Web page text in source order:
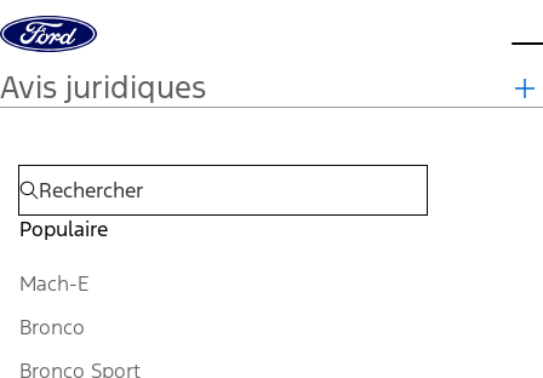
Aller au contenu
Avis juridiques
Populaire
Mach-E
Bronco
Bronco Sport